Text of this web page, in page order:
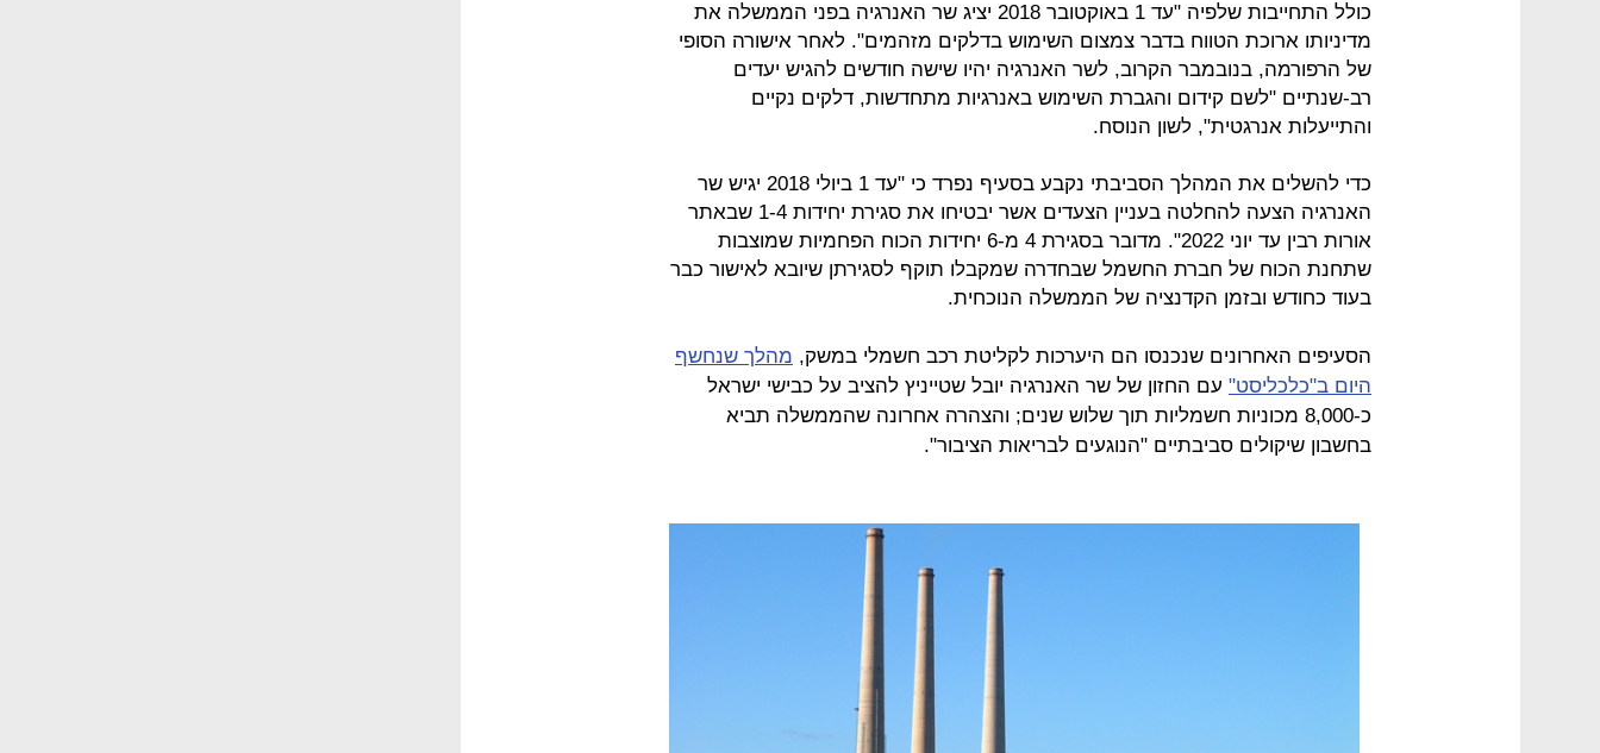
כולל התחייבות שלפיה "עד 1 באוקטובר 2018 יציג שר האנרגיה בפני הממשלה את
מדיניותו ארוכת הטווח בדבר צמצום השימוש בדלקים מזהמים". לאחר אישורה הסופי
של הרפורמה, בנובמבר הקרוב, לשר האנרגיה יהיו שישה חודשים להגיש יעדים
רב-שנתיים "לשם קידום והגברת השימוש באנרגיות מתחדשות, דלקים נקיים
והתייעלות אנרגטית", לשון הנוסח.
כדי להשלים את המהלך הסביבתי נקבע בסעיף נפרד כי "עד 1 ביולי 2018 יגיש שר
האנרגיה הצעה להחלטה בעניין הצעדים אשר יבטיחו את סגירת יחידות 1-4 שבאתר
אורות רבין עד יוני 2022". מדובר בסגירת 4 מ-6 יחידות הכוח הפחמיות שמוצבות
שתחנת הכוח של חברת החשמל שבחדרה שמקבלו תוקף לסגירתן שיובא לאישור כבר
בעוד כחודש ובזמן הקדנציה של הממשלה הנוכחית.
הסעיפים האחרונים שנכנסו הם היערכות לקליטת רכב חשמלי במשק, מהלך שנחשף
היום ב"כלכליסט" עם החזון של שר האנרגיה יובל שטייניץ להציב על כבישי ישראל
כ-8,000 מכוניות חשמליות תוך שלוש שנים; והצהרה אחרונה שהממשלה תביא
בחשבון שיקולים סביבתיים "הנוגעים לבריאות הציבור".